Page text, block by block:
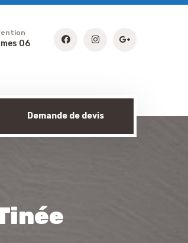
06
Demande de devis